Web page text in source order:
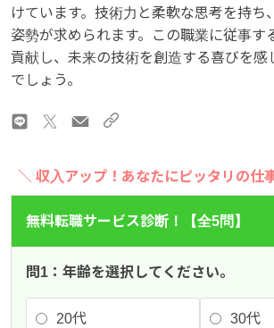
けています。技術力と柔軟な思考を持ち
姿勢が求められます。この職業に従事す
貢献し、未来の技術を創造する喜びを感
でしょう。
＼ 収入アップ！あなたにピッタリの仕
無料転職サービス診断！【全5問】
問1：年齢を選択してください。
20代 30代